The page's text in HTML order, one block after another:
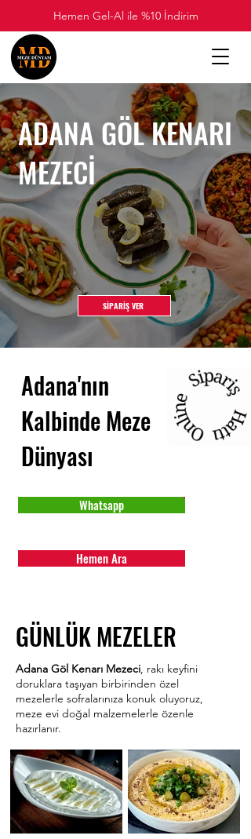
Hemen Gel-Al ile %10 İndirim
ADANA GÖL KENARI
MEZECİ
SİPARİŞ VER
Adana'nın
Kalbinde Meze
Dünyası
Whatsapp
Hemen Ara
GÜNLÜK MEZELER
Adana Göl Kenarı Mezeci, rakı keyfini
doruklara taşıyan birbirinden özel
mezelerle sofralarınıza konuk oluyoruz,
meze evi doğal malzemelerle özenle
hazırlanır.